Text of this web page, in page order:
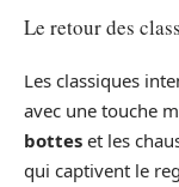
Le retour des
Les classiques
avec une touche
bottes et les
qui captivent le